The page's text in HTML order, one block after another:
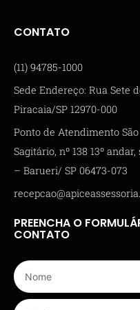
CONTATO
(11) 94785-1000
Sede Endereço: Rua Sete
Piracaia/SP 12970-000
Ponto de Atendimento
Sagitário, nº 138 13º
– Barueri/ SP 06473-073
PREENCHA O
CONTATO